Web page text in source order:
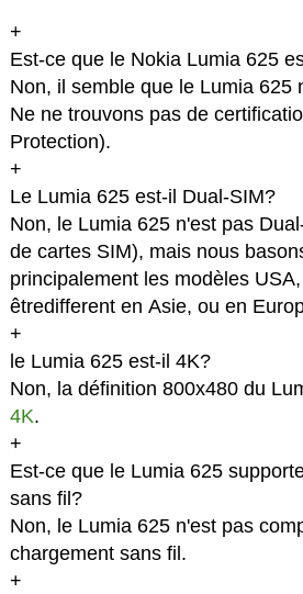
+
Est-ce que le Nokia Lumia 625
Non, il semble que le Lumia 625
Ne ne trouvons pas de
Protection).
+
Le Lumia 625 est-il Dual-SIM?
Non, le Lumia 625 n'est pas
de cartes SIM), mais nous
principalement les modèles
êtredifferent en Asie, ou en
+
le Lumia 625 est-il 4K?
Non, la définition 800x480 du
4K.
+
Est-ce que le Lumia 625
sans fil?
Non, le Lumia 625 n'est pas
chargement sans fil.
+